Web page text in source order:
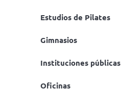
Estudios de Pilates
Gimnasios
Instituciones públicas
Oficinas